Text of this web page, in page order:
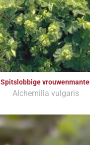
Spitslobbige vrouwenmantel
Alchemilla vulgaris